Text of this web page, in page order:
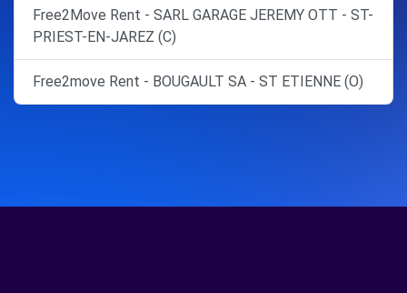
Free2Move Rent - SARL GARAGE JEREMY OTT - ST-
PRIEST-EN-JAREZ (C)
Free2move Rent - BOUGAULT SA - ST ETIENNE (O)